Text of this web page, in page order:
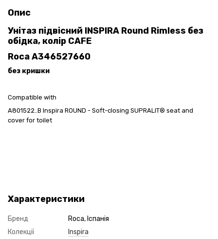
Опис
Унітаз підвісний INSPIRA Round Rimless без
обідка, колір CAFE
Roca A346527660
без кришки
Compatible with
A801522..B Inspira ROUND - Soft-closing SUPRALIT® seat and
cover for toilet
Характеристики
Бренд
Roca, Іспанія
Колекції
Inspira